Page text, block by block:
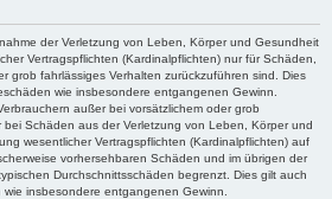
der Verletzung von Leben, Körper und Gesundheit
Vertragspflichten (Kardinalpflichten) nur für Schäden,
grob fahrlässiges Verhalten zurückzuführen sind. Dies
wie insbesondere entgangenen Gewinn.
außer bei vorsätzlichem oder grob
bei Schäden aus der Verletzung von Leben, Körper und
wesentlicher Vertragspflichten (Kardinalpflichten) auf
vorhersehbaren Schäden und im übrigen der
Durchschnittsschäden begrenzt. Dies gilt auch
insbesondere entgangenen Gewinn.